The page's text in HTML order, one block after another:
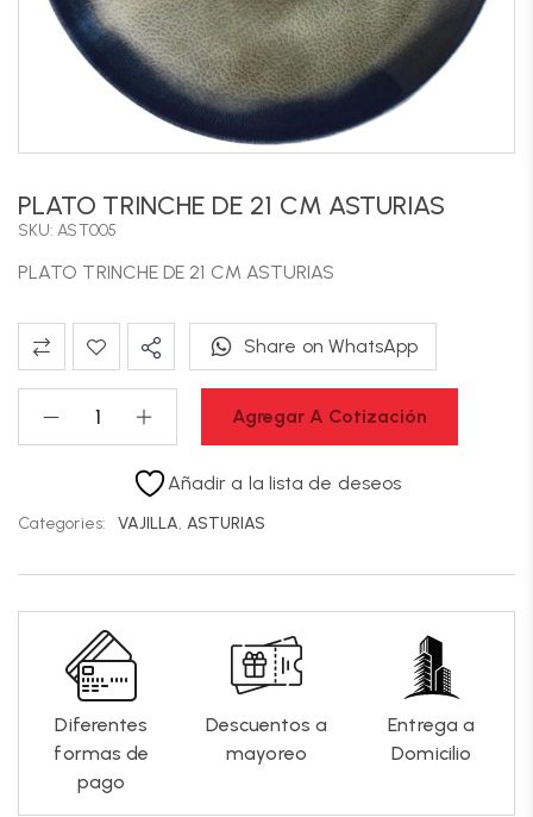
PLATO TRINCHE DE 21 CM ASTURIAS
SKU: AST005
PLATO TRINCHE DE 21 CM ASTURIAS
Agregar A Cotización
Share on WhatsApp
Añadir a la lista de deseos
Categories: VAJILLA, ASTURIAS
Diferentes
formas de
pago
Descuentos a
mayoreo
Entrega a
Domicilio